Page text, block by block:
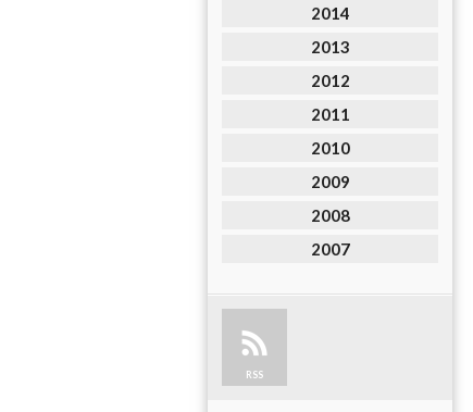
2014
2013
2012
2011
2010
2009
2008
2007
RSS